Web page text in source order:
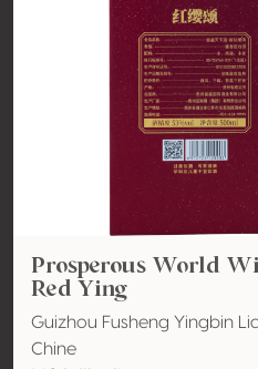
Prosperous World
Red Ying
Guizhou Fusheng Yingbin
Chine